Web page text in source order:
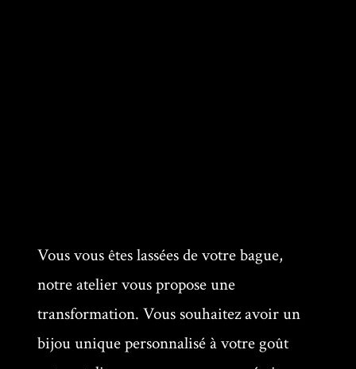
Vous vous êtes lassées de votre bague,
notre atelier vous propose une
transformation. Vous souhaitez avoir un
bijou unique personnalisé à votre goût